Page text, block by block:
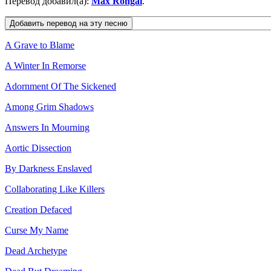
A Grave to Blame
A Winter In Remorse
Adornment Of The Sickened
Among Grim Shadows
Answers In Mourning
Aortic Dissection
By Darkness Enslaved
Collaborating Like Killers
Creation Defaced
Curse My Name
Dead Archetype